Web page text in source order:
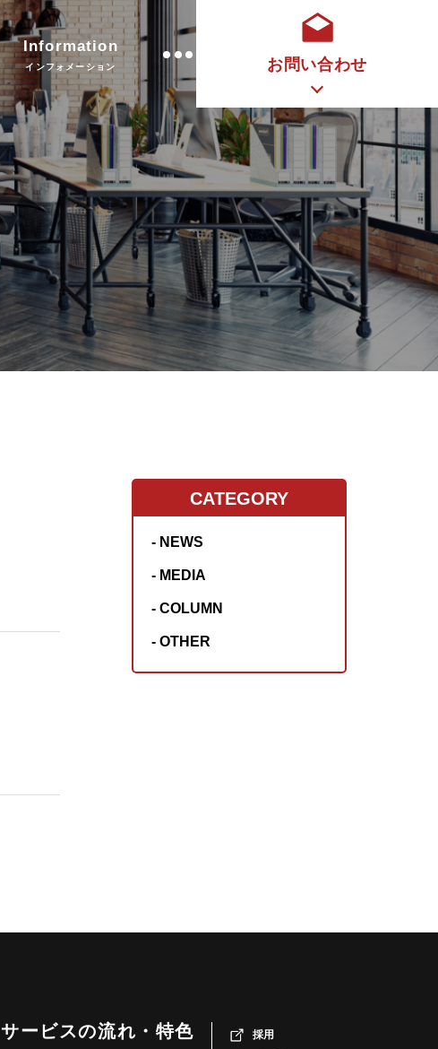
お問い合わせ
Information
インフォメーション
CATEGORY
- NEWS
- MEDIA
- COLUMN
- OTHER
サービスの流れ・特色
採用